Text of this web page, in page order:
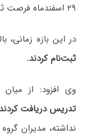
۲۹ اسفندماه فرصت ثبت‌نام برای متقاضیان فراهم بود.
در این بازه زمانی،
ثبت‌نام کردند.
وی افزود: از
تدریس دریافت
نداشته، مدیران